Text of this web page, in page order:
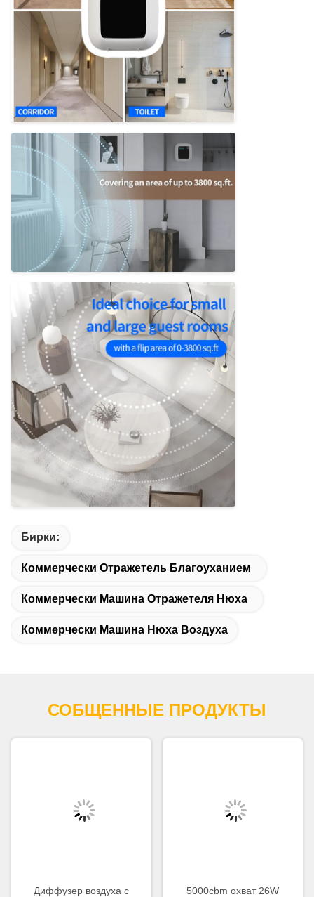
Бирки:
Коммерчески Отражетель Благоуханием
Коммерчески Машина Отражетеля Нюха
Коммерчески Машина Нюха Воздуха
СОБЩЕННЫЕ ПРОДУКТЫ
Диффузер воздуха с
5000cbm охват 26W